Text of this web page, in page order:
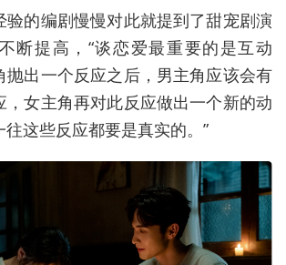
验的编剧慢慢对此就提到了甜宠剧演
断提高，“谈恋爱最重要的是互动
抛出一个反应之后，男主角应该会有
，女主角再对此反应做出一个新的动
这些反应都要是真实的。”